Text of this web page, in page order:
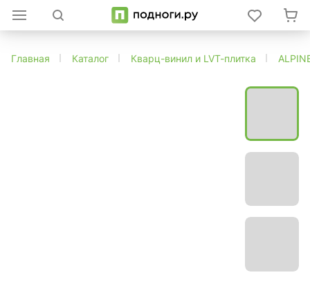
Главная Каталог Кварц-винил и LVT-плитка